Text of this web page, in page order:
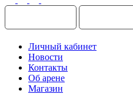
Личный кабинет
Новости
Контакты
Об арене
Магазин